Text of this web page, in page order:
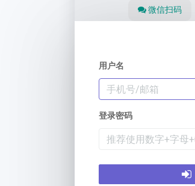
微信扫码
用户名
登录密码